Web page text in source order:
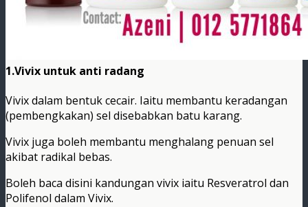
1.Vivix untuk anti radang
Vivix dalam bentuk cecair. Iaitu membantu keradangan
(pembengkakan) sel disebabkan batu karang.
Vivix juga boleh membantu menghalang penuan sel
akibat radikal bebas.
Boleh baca disini kandungan vivix iaitu Resveratrol dan
Polifenol dalam Vivix.